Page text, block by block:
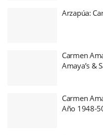
Arzapúa:
Carmen
Amaya’s &
Carmen
Año 1948-